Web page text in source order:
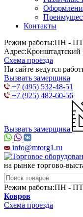
Контакты
Режим работы:ПН - ПТ:
Адрес:Кронштадтский
Схема проезда
На сайте ведутся
Вызвать замерщика
+7 (495) 532-48-51
+7 (925) 482-60-56
Вызвать замерщика
info@mtorg1.ru
на рынке торгово-
Режим работы:ПН - ПТ:
Ковров
Схема проезда